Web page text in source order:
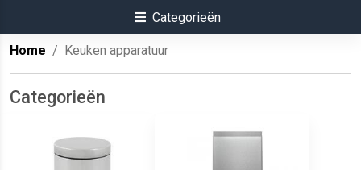
Categorieën
Home Keuken apparatuur
Categorieën